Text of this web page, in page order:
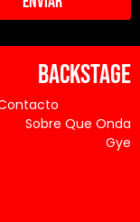
BACKSTAGE
Sobre Que Onda
Gye